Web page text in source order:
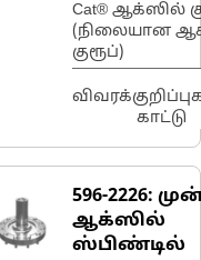
Cat® ஆக்ஸில்
(நிலையான
குரூப்)
காட்டு
596-2226:
ஆக்ஸில்
ஸ்பிண்டில்